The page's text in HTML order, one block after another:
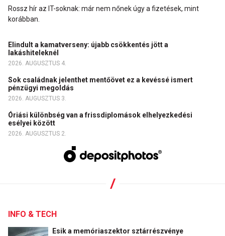
Rossz hír az IT-soknak: már nem nőnek úgy a fizetések, mint
korábban.
Elindult a kamatverseny: újabb csökkentés jött a
lakáshiteleknél
2026. AUGUSZTUS 4.
Sok családnak jelenthet mentőövet ez a kevéssé ismert
pénzügyi megoldás
2026. AUGUSZTUS 3.
Óriási különbség van a frissdiplomások elhelyezkedési
esélyei között
2026. AUGUSZTUS 2.
INFO & TECH
Esik a memóriaszektor sztárrészvénye